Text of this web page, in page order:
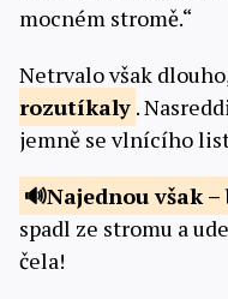
mocném stromě.“
Netrvalo však
rozutíkaly .
jemně se vlnícího
Najednou však –
spadl ze stromu a
čela!